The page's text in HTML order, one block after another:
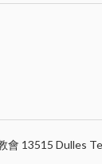
會 13515 Dulles